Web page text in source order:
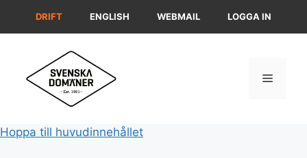
DRIFT ENGLISH WEBMAIL LOGGA IN
Meny
Hoppa till huvudinnehållet